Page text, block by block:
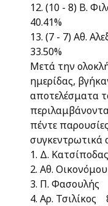
12. (10 - 8) Β.
40.41%
13. (7 - 7) Αθ.
33.50%
Μετά την
ημερίδας,
αποτελέσματα
πέντε
συγκεντρωτικά
1. Δ.
2. Αθ.
3. Π.
4. Αρ.